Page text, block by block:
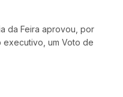
da Feira aprovou, por
executivo, um Voto de